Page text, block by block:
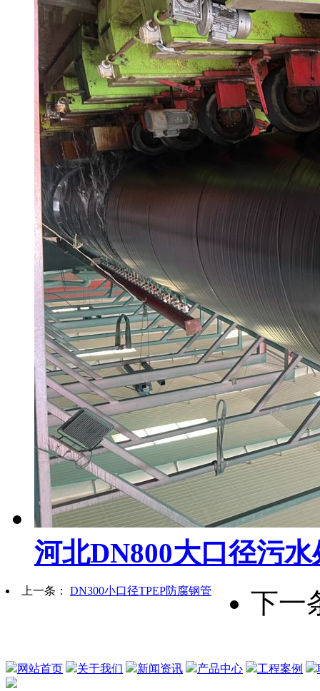
河北DN800大口径污
上一条： DN300小口径TPEP防腐钢管 下一
网站首页 关于我们 新闻资讯 产品中心 工程案例